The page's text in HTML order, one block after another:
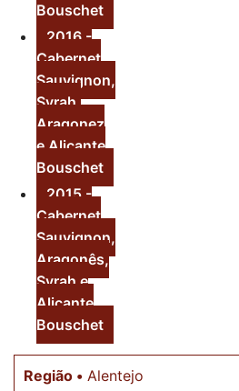
Bouschet
2016 -
Cabernet
Sauvignon,
Syrah,
Aragonez
e Alicante
Bouschet
2015 -
Cabernet
Sauvignon,
Aragonês,
Syrah e
Alicante
Bouschet
Região • Alentejo